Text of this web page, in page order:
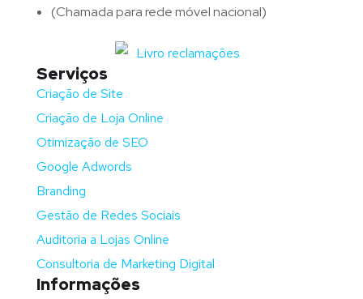
(Chamada para rede móvel nacional)
Serviços
Criação de Site
Criação de Loja Online
Otimização de SEO
Google Adwords
Branding
Gestão de Redes Sociais
Auditoria a Lojas Online
Consultoria de Marketing Digital
Informações